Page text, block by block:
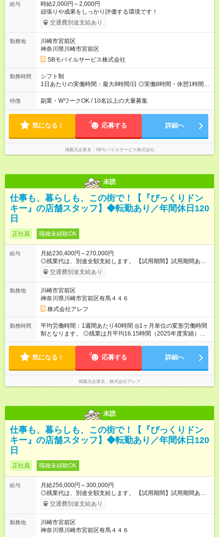
給与
時給2,000円～2,000円
頑張りや成果をしっかり評価する環境です！
交通費別途支給あり
勤務地
川崎市宮前区
神奈川県川崎市宮前区
SBモバイルサービス株式会社
勤務時間
シフト制
1日あたりの実働時間：最大8時間/日 ◎実働8時間・休憩1時間 ◎
残業は月平均5時間程度です
特徴 副業・WワークOK / 10名以上の大量募集
気になる！ 応募する 詳細へ
掲載元企業名 SBモバイルサービス株式会社
未読
仕事も、暮らしも、この街で！【『びっくりドン
キー』の店舗スタッフ】◆転勤あり／年間休日120
日
正社員 職種未経験OK
給与
月給230,400円～270,000円
◎残業代は、別途全額支給します。 【試用期間】試用期間あり
試用期間の長さ：3ヶ月 雇用形態、給与は本採用時と同じです。
交通費別途支給あり
勤務地
川崎市宮前区
神奈川県川崎市宮前区有馬４４６
株式会社アレフ
勤務時間
平均労働時間：1週間あたり40時間 ◎1ヶ月単位の変形労働時間
制となります。 ◎残業は月平均16.15時間（2025年度実績）。
ワークライフバランス充実のため、働きやすい環境づくりを推
の変形労働時間制となります。 ◎残業は月平均16.15時間
すい環境づくりを推進しています。
気になる！ 応募する 詳細へ
掲載元企業名 株式会社アレフ
未読
仕事も、暮らしも、この街で！【『びっくりドン
キー』の店舗スタッフ】◆転勤あり／年間休日120
日
正社員 職種未経験OK
給与
月給256,000円～300,000円
◎残業代は、別途全額支給します。 【試用期間】試用期間あり
試用期間の長さ：3ヶ月 雇用形態、給与は本採用時と同じです。
交通費別途支給あり
勤務地
川崎市宮前区
神奈川県川崎市宮前区有馬４４６